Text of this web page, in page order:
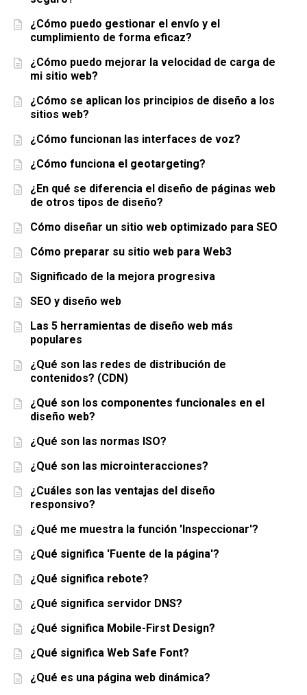
¿Cómo puedo gestionar el envío y el
cumplimiento de forma eficaz?
¿Cómo puedo mejorar la velocidad de carga de
mi sitio web?
¿Cómo se aplican los principios de diseño a los
sitios web?
¿Cómo funcionan las interfaces de voz?
¿Cómo funciona el geotargeting?
¿En qué se diferencia el diseño de páginas web
de otros tipos de diseño?
Cómo diseñar un sitio web optimizado para SEO
Cómo preparar su sitio web para Web3
Significado de la mejora progresiva
SEO y diseño web
Las 5 herramientas de diseño web más
populares
¿Qué son las redes de distribución de
contenidos? (CDN)
¿Qué son los componentes funcionales en el
diseño web?
¿Qué son las normas ISO?
¿Qué son las microinteracciones?
¿Cuáles son las ventajas del diseño
responsivo?
¿Qué me muestra la función 'Inspeccionar'?
¿Qué significa 'Fuente de la página'?
¿Qué significa rebote?
¿Qué significa servidor DNS?
¿Qué significa Mobile-First Design?
¿Qué significa Web Safe Font?
¿Qué es una página web dinámica?